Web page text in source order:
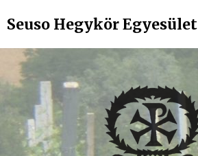
toSeuso Hegykör Egyesület